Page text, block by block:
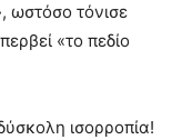
ωστόσο τόνισε
«το πεδίο
ισορροπία!